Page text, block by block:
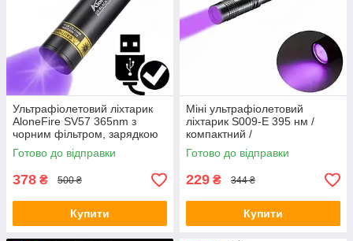
Ультрафіолетовий ліхтарик
AloneFire SV57 365nm з
чорним фільтром, зарядкою
Type-C та акумулятором
Готово до відправки
378 ₴ 500 ₴
Купити
Міні ультрафіолетовий
ліхтарик S009-E 395 нм /
компактний /
вологозахищений / UV LED
395 нм
Готово до відправки
229 ₴ 344 ₴
Купити